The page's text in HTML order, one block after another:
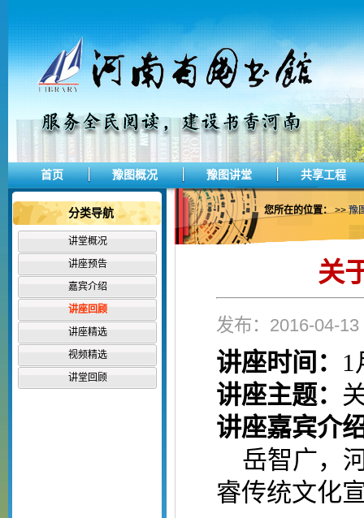
首页 豫图概况 豫图讲堂 共享工程
分类导航
讲堂概况
讲座预告
嘉宾介绍
讲座回顾
讲座精选
视频精选
讲堂回顾
您所在的位置：>>豫
关
发布：2016-04-
讲座时间： 1
讲座主题：
讲座嘉宾介
岳智广，
睿传统文化